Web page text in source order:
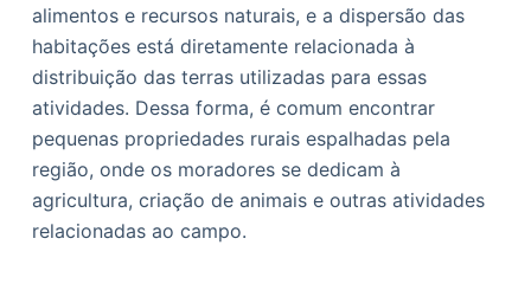
alimentos e recursos naturais, e a dispersão das
habitações está diretamente relacionada à
distribuição das terras utilizadas para essas
atividades. Dessa forma, é comum encontrar
pequenas propriedades rurais espalhadas pela
região, onde os moradores se dedicam à
agricultura, criação de animais e outras atividades
relacionadas ao campo.